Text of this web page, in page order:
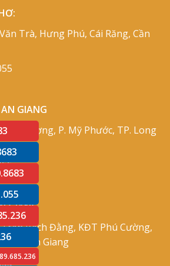
Trà, Hưng Phú, Cái Răng, Cần
GIANG
Cự Lượng, P. Mỹ Phước, TP. Long
GIANG
Bạch Đằng, KĐT Phú Cường,
Giá, Kiên Giang